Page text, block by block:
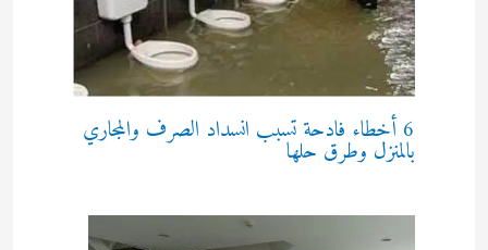
6 أخطاء فادحة تسبب انسداد الصرف والمجاري
بالمنزل وطرق حلها